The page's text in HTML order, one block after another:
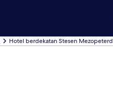
Hotel berdekatan Stesen Mezopeterd